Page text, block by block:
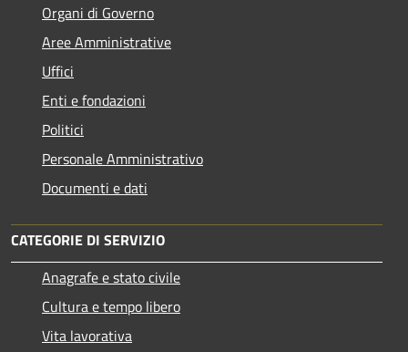
Organi di Governo
Aree Amministrative
Uffici
Enti e fondazioni
Politici
Personale Amministrativo
Documenti e dati
CATEGORIE DI SERVIZIO
Anagrafe e stato civile
Cultura e tempo libero
Vita lavorativa